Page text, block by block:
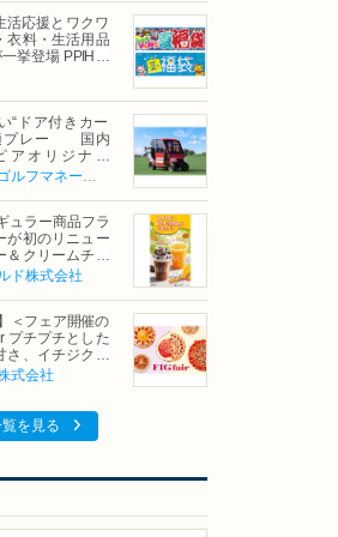
活応援とワクワ
衣料・生活用品
挙登場 PPIHグ
セール 8月6日
“ドア付きカー
プレー 国内
オリジナル
エアコンカー
Ｍ
ュラー商品フラ
が初のリニュー
クリームチョ
ゴースムージ
ら販売開始
ド株式会社
＜フェア開催の
プチプチとした
、イチジクの
新作を含め、
4種が登場8月
式会社
を見る